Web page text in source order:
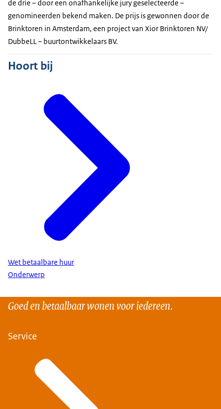
de drie – door een onafhankelijke jury geselecteerde –
genomineerden bekend maken. De prijs is gewonnen door de
Brinktoren in Amsterdam, een project van Xior Brinktoren NV/
DubbeLL – buurtontwikkelaars BV.
Hoort bij
Wet betaalbare huur
Onderwerp
Goed en betaalbaar wonen voor iedereen.
Service